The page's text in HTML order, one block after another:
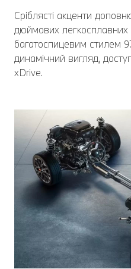
Сріблясті акценти
дюймових легкосплавних
багатоспицевим стилем
динамічний вигляд,
xDrive.